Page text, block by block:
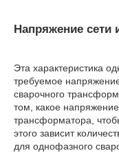
Напряжение сети
Эта характеристика
требуемое
сварочного
том, какое
трансформатора,
этого зависит
для однофазного